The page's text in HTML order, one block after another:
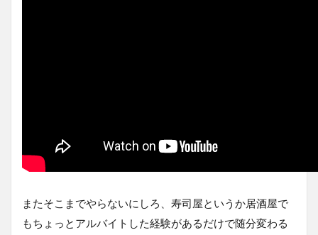
またそこまでやらないにしろ、寿司屋というか居酒屋で
もちょっとアルバイトした経験があるだけで随分変わる